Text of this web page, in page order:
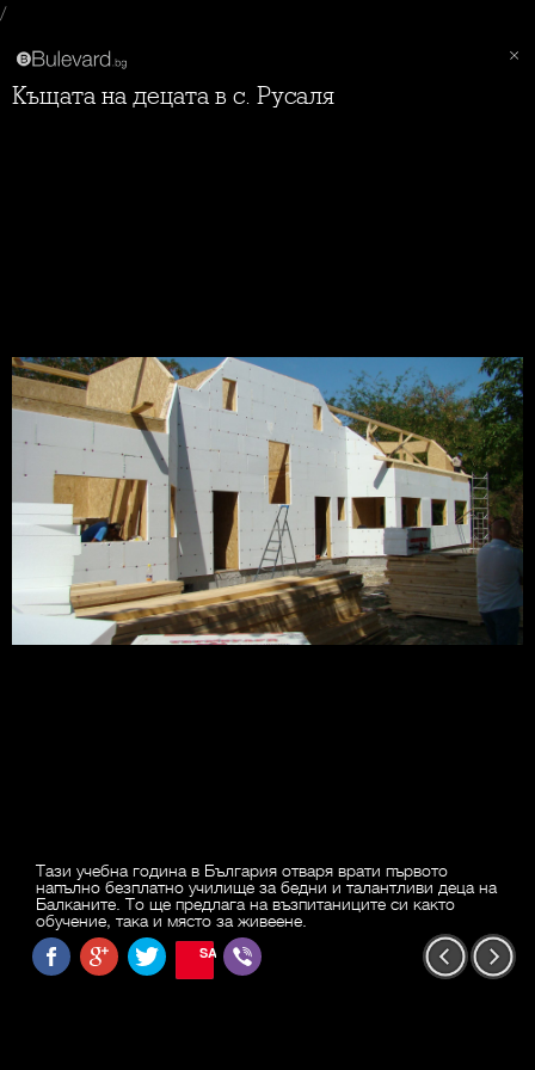
/
Къщата на децата в с. Русаля
Тази учебна година в България отваря врати първото
напълно безплатно училище за бедни и талантливи деца на
Балканите. То ще предлага на възпитаниците си както
обучение, така и място за живеене.
SAVE